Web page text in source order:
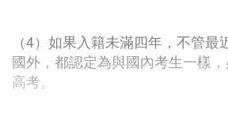
（4）如果入籍未滿四年，不管最
國外，都認定為與國內考生一樣
高考。